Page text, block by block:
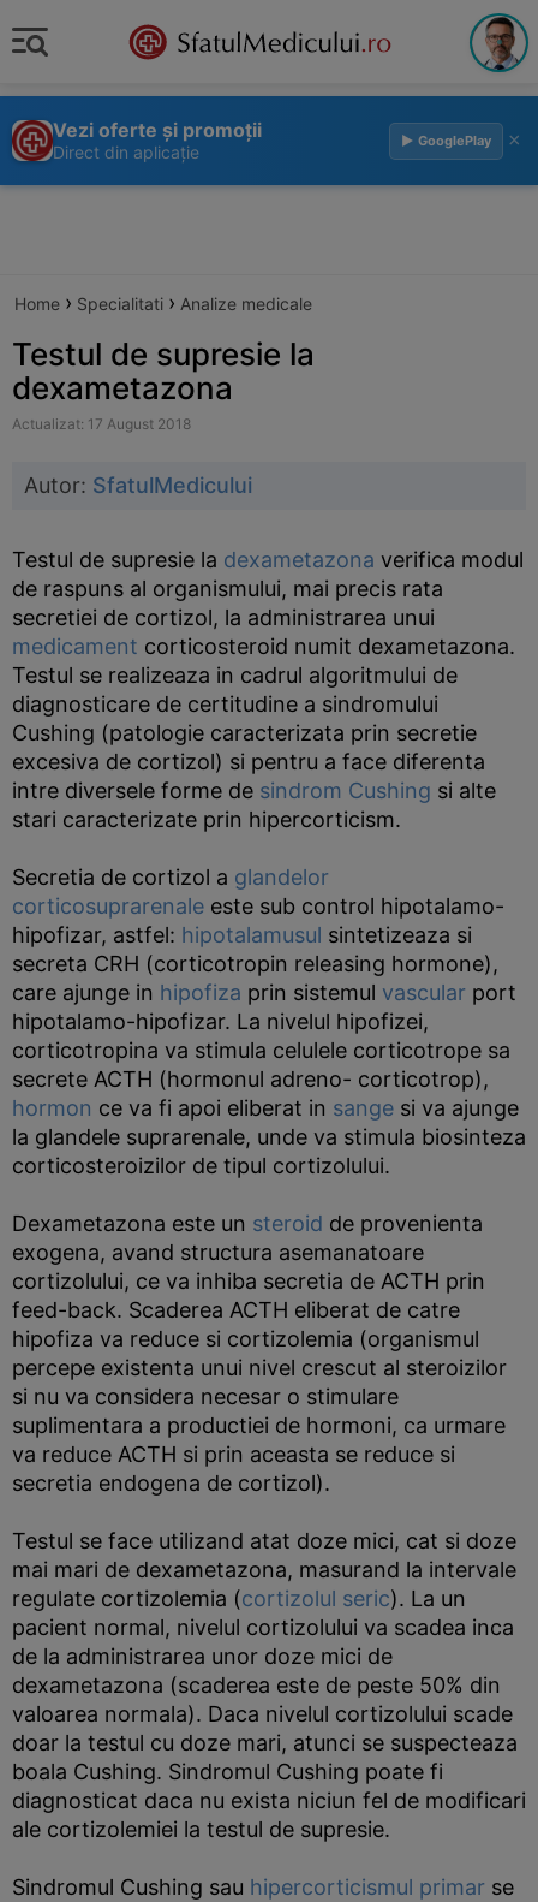
Vezi oferte și promoții
Direct din aplicație
▶ GooglePlay ×
Home › Specialitati › Analize medicale
Testul de supresie la
dexametazona
Actualizat: 17 August 2018
Autor: SfatulMedicului
Testul de supresie la dexametazona verifica modul
de raspuns al organismului, mai precis rata
secretiei de cortizol, la administrarea unui
medicament corticosteroid numit dexametazona.
Testul se realizeaza in cadrul algoritmului de
diagnosticare de certitudine a sindromului
Cushing (patologie caracterizata prin secretie
excesiva de cortizol) si pentru a face diferenta
intre diversele forme de sindrom Cushing si alte
stari caracterizate prin hipercorticism.
Secretia de cortizol a glandelor
corticosuprarenale este sub control hipotalamo-
hipofizar, astfel: hipotalamusul sintetizeaza si
secreta CRH (corticotropin releasing hormone),
care ajunge in hipofiza prin sistemul vascular port
hipotalamo-hipofizar. La nivelul hipofizei,
corticotropina va stimula celulele corticotrope sa
secrete ACTH (hormonul adreno- corticotrop),
hormon ce va fi apoi eliberat in sange si va ajunge
la glandele suprarenale, unde va stimula biosinteza
corticosteroizilor de tipul cortizolului.
Dexametazona este un steroid de provenienta
exogena, avand structura asemanatoare
cortizolului, ce va inhiba secretia de ACTH prin
feed-back. Scaderea ACTH eliberat de catre
hipofiza va reduce si cortizolemia (organismul
percepe existenta unui nivel crescut al steroizilor
si nu va considera necesar o stimulare
suplimentara a productiei de hormoni, ca urmare
va reduce ACTH si prin aceasta se reduce si
secretia endogena de cortizol).
Testul se face utilizand atat doze mici, cat si doze
mai mari de dexametazona, masurand la intervale
regulate cortizolemia (cortizolul seric). La un
pacient normal, nivelul cortizolului va scadea inca
de la administrarea unor doze mici de
dexametazona (scaderea este de peste 50% din
valoarea normala). Daca nivelul cortizolului scade
doar la testul cu doze mari, atunci se suspecteaza
boala Cushing. Sindromul Cushing poate fi
diagnosticat daca nu exista niciun fel de modificari
ale cortizolemiei la testul de supresie.
Sindromul Cushing sau hipercorticismul primar se